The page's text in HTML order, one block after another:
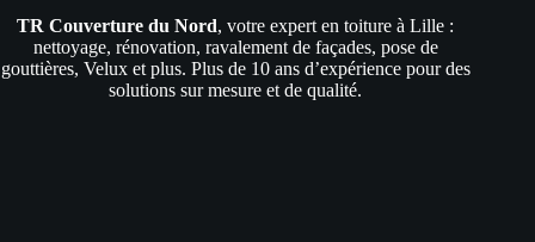
TR Couverture du Nord, votre expert en toiture à Lille :
nettoyage, rénovation, ravalement de façades, pose de
gouttières, Velux et plus. Plus de 10 ans d’expérience pour des
solutions sur mesure et de qualité.